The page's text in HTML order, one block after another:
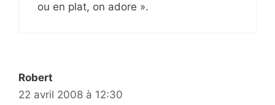
ou en plat, on adore ».
Robert
22 avril 2008 à 12:30